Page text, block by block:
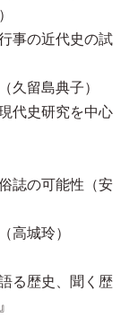
事の近代史の試
久留島典子）
代史研究を中心
誌の可能性（安
高城玲）
る歴史、聞く歴